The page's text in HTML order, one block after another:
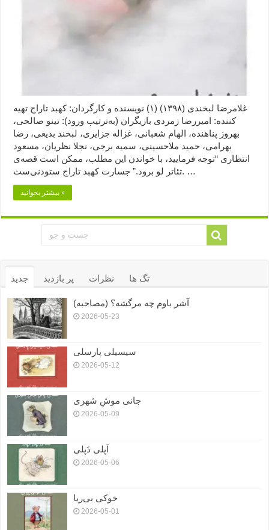
غلامرضا لبخندی (۱۳۹۸) (۱) نویسنده و کارگردان: کهبد تاراج تهیه
کننده: امیررضا زمردی بازیگران (به‌ترتیب ورود): تینو صالحی،
بهروز پناهنده، الهام شعبانی، غزاله جزایری، لبخند بدیعی، رضا
بهرامی، حمید ملاحسینی، سمیه برجی، نجلا نظریان، مسعود
انتظاری “توجه فرمایید،‌ با خواندن این مطلب، ممکن است قصه‌ی
تئاتر لو برود.” جسارت کهبد تاراج ستودنی‌ست. …
بیشتر بخوانید »
جدید پر بازدید نظرات تگ ها
آشر باوم چه مرگشه؟ (مصاحبه)
2026-05-23
سیسیلی پارسلی
2026-05-12
جانی موشِ شهری
2026-05-09
اَپلی دَپلی
2026-05-06
خوکی بی‌ریا
2026-05-01